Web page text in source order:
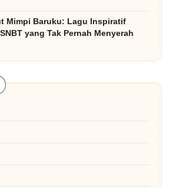
Mimpi Baruku: Lagu Inspiratif
yang Tak Pernah Menyerah